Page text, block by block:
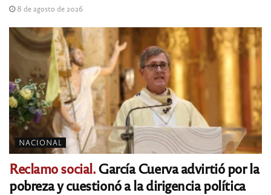
8 de agosto de 2026
NACIONAL
Reclamo social.García Cuerva advirtió por la
pobreza y cuestionó a la dirigencia política